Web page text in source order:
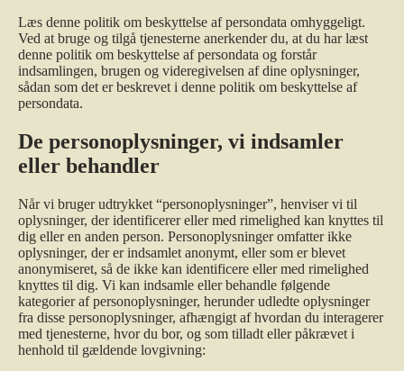
Læs denne politik om beskyttelse af persondata omhyggeligt.
Ved at bruge og tilgå tjenesterne anerkender du, at du har læst
denne politik om beskyttelse af persondata og forstår
indsamlingen, brugen og videregivelsen af dine oplysninger,
sådan som det er beskrevet i denne politik om beskyttelse af
persondata.
De personoplysninger, vi indsamler
eller behandler
Når vi bruger udtrykket “personoplysninger”, henviser vi til
oplysninger, der identificerer eller med rimelighed kan knyttes til
dig eller en anden person. Personoplysninger omfatter ikke
oplysninger, der er indsamlet anonymt, eller som er blevet
anonymiseret, så de ikke kan identificere eller med rimelighed
knyttes til dig. Vi kan indsamle eller behandle følgende
kategorier af personoplysninger, herunder udledte oplysninger
fra disse personoplysninger, afhængigt af hvordan du interagerer
med tjenesterne, hvor du bor, og som tilladt eller påkrævet i
henhold til gældende lovgivning: